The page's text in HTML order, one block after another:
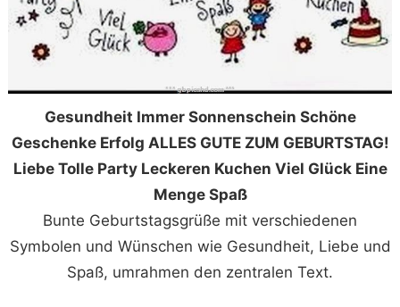
Gesundheit Immer Sonnenschein Schöne
Geschenke Erfolg ALLES GUTE ZUM GEBURTSTAG!
Liebe Tolle Party Leckeren Kuchen Viel Glück Eine
Menge Spaß
Bunte Geburtstagsgrüße mit verschiedenen
Symbolen und Wünschen wie Gesundheit, Liebe und
Spaß, umrahmen den zentralen Text.